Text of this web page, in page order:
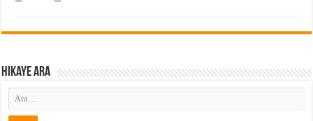
Hikaye ARA